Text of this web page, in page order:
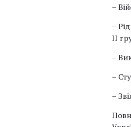
–
–
ІІ
–
–
–